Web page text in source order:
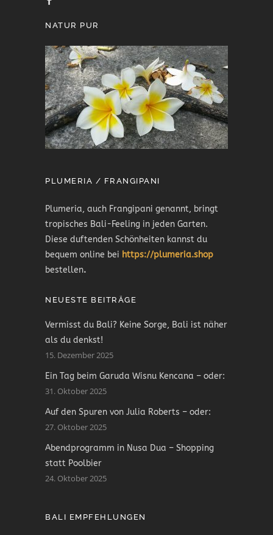
NATUR PUR
PLUMERIA / FRANGIPANI
Plumeria, auch Frangipani genannt, bringt
tropisches Bali-Feeling in jeden Garten.
Diese duftenden Schönheiten kannst du
bequem online bei https://plumeria.shop
bestellen.
NEUESTE BEITRÄGE
Vermisst du Bali? Keine Sorge, Bali ist näher
als du denkst!
15. Dezember 2025
Ein Tag beim Garuda Wisnu Kencana – oder:
31. Oktober 2025
Auf den Spuren von Julia Roberts – oder:
27. Oktober 2025
Abendprogramm in Nusa Dua – Shopping
statt Poolbier
24. Oktober 2025
BALI EMPFEHLUNGEN